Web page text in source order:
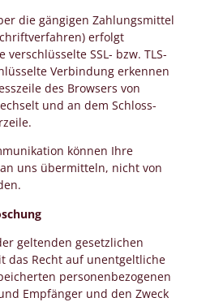
die gängigen Zahlungsmittel
erfolgt
SSL- bzw. TLS-
Verbindung erkennen
des Browsers von
und an dem Schloss-
können Ihre
uns übermitteln, nicht von
geltenden gesetzlichen
das Recht auf unentgeltliche
personenbezogenen
Empfänger und den Zweck